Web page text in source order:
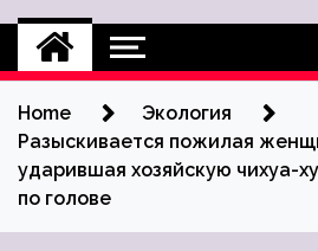
Home
Экология
Разыскивается пожилая
ударившая хозяйскую чихуа-
по голове